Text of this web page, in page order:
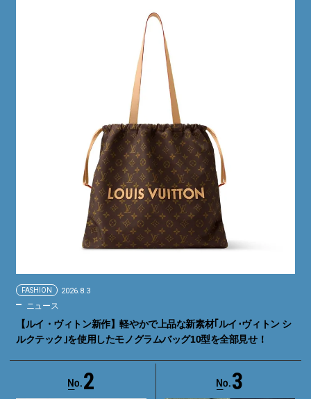
FASHION 2026.8.3
ニュース
【ルイ・ヴィトン新作】軽やかで上品な新素材｢ルイ･ヴィトン シ
ルクテック｣を使用したモノグラムバッグ10型を全部見せ！
2 3